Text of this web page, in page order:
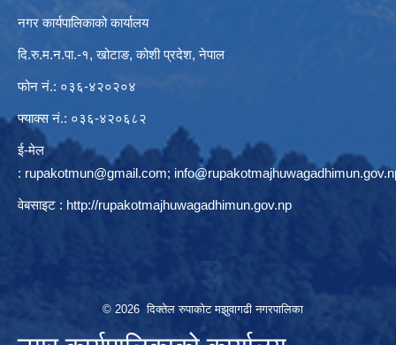
नगर कार्यपालिकाको कार्यालय
दि.रु.म.न.पा.-१, खोटाङ, कोशी प्रदेश, नेपाल
फोन नं.: ०३६-४२०२०४
फ्याक्स नं.: ०३६-४२०६८२
ई-मेल
: rupakotmun@gmail.com;
वेबसाइट : http://rupakotmajhuwagadhimun.gov.np
© 2026 दिक्तेल रुपाकोट मझुवागढी नगरपालिका